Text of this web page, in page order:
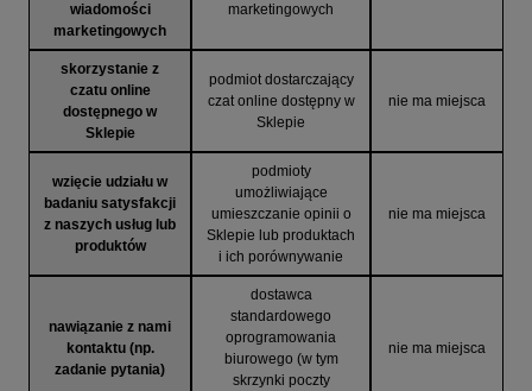
wiadomości
marketingowych
marketingowych
skorzystanie z
czatu online
dostępnego w
Sklepie
podmiot dostarczający
czat online dostępny w
Sklepie
nie ma miejsca
wzięcie udziału w
badaniu satysfakcji
z naszych usług lub
produktów
podmioty
umożliwiające
umieszczanie opinii o
Sklepie lub produktach
i ich porównywanie
nie ma miejsca
nawiązanie z nami
kontaktu (np.
zadanie pytania)
dostawca
standardowego
oprogramowania
biurowego (w tym
skrzynki poczty
nie ma miejsca